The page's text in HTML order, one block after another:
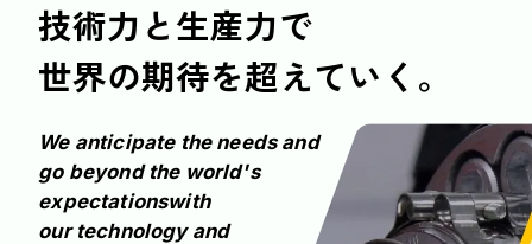
技術力と生産力で
世界の期待を超えていく。
We anticipate the needs and
go beyond the world's
expectationswith
our technology and